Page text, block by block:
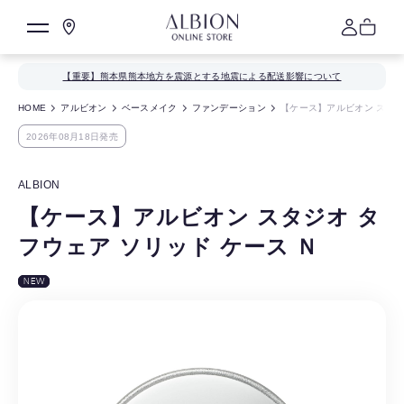
【重要】熊本県熊本地方を震源とする地震による配送影響について
HOME アルビオン ベースメイク ファンデーション 【ケース】アルビオン スタ
2026年08月18日発売
ALBION
【ケース】アルビオン スタジオ タ
フウェア ソリッド ケース Ｎ
NEW